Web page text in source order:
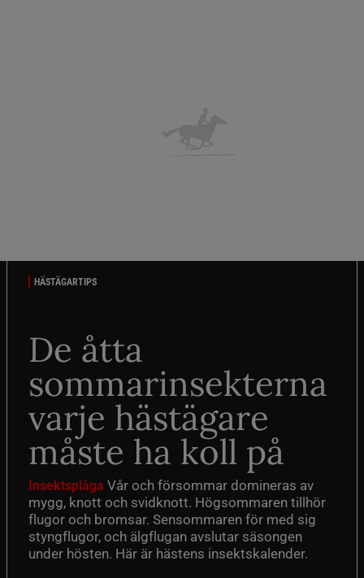
HÄSTÄGARTIPS
De åtta
sommarinsekterna
varje hästägare
måste ha koll på
Insektsplåga Vår och försommar domineras av
mygg, knott och svidknott. Högsommaren tillhör
flugor och bromsar. Sensommaren för med sig
styngflugor, och älgflugan avslutar säsongen
under hösten. Här är hästens insektskalender.